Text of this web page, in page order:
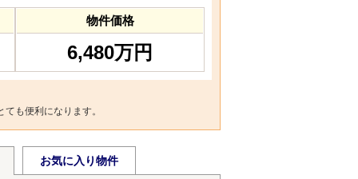
物件価格
6,480万円
も便利になります。
お気に入り物件